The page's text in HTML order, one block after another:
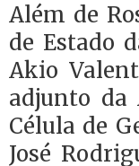
Além de
de Estado
Akio
adjunto da
Célula de
José